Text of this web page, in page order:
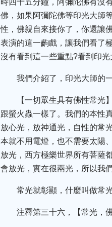
時四十五分鐘，阿彌陀佛有沒
佛，如果阿彌陀佛等印光大師
性，佛親自來接你了，你還讓
表演的這一齣戲，讓我們看了
沒有看到這一些重點?看到印
我們介紹了，印光大師的
【一切眾生具有佛性常
跟螢火蟲一樣了。我們的本性
放心光，放神通光，自性的常
本就不用電燈，也不需要太陽
放光，西方極樂世界所有菩薩
會放光，實在很兩光，所以我
常光就彰顯，什麼叫做常
注釋第三十六，【常光，